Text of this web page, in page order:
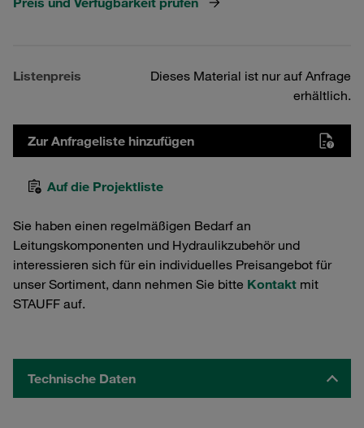
Listenpreis
Dieses Material ist nur auf Anfrage
erhältlich.
Zur Anfrageliste hinzufügen
Auf die Projektliste
Sie haben einen regelmäßigen Bedarf an
Leitungskomponenten und Hydraulikzubehör und
interessieren sich für ein individuelles Preisangebot für
unser Sortiment, dann nehmen Sie bitte Kontakt mit
STAUFF auf.
Technische Daten